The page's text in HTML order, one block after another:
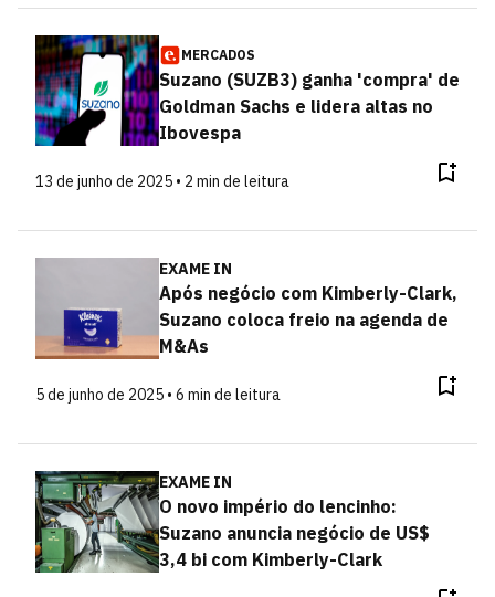
MERCADOS
Suzano (SUZB3) ganha 'compra' de
Goldman Sachs e lidera altas no
Ibovespa
13 de junho de 2025 • 2 min de leitura
EXAME IN
Após negócio com Kimberly-Clark,
Suzano coloca freio na agenda de
M&As
5 de junho de 2025 • 6 min de leitura
EXAME IN
O novo império do lencinho:
Suzano anuncia negócio de US$
3,4 bi com Kimberly-Clark